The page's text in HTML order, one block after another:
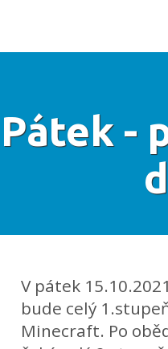
Pátek -
V pátek
bude celý
Minecraft. Po